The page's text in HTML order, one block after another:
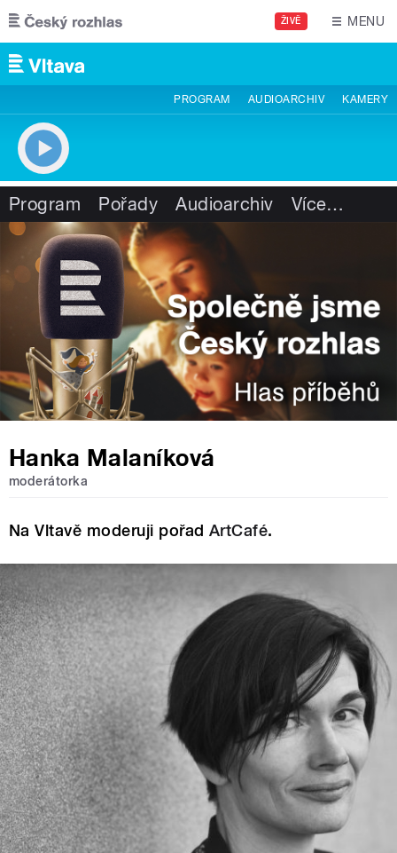
Přejít k hlavnímu obsahu
ŽIVĚ MENU
PROGRAM AUDIOARCHIV KAMERY
Program Pořady Audioarchiv Více…
Hanka Malaníková
moderátorka
Na Vltavě moderuji pořad ArtCafé.